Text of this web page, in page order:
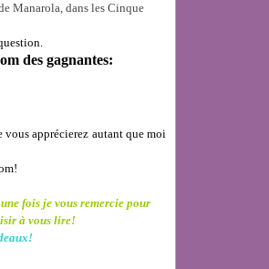
Manarola, dans les Cinque
des gagnantes:
vous apprécierez autant que moi
fois je vous remercie pour
à vous lire!